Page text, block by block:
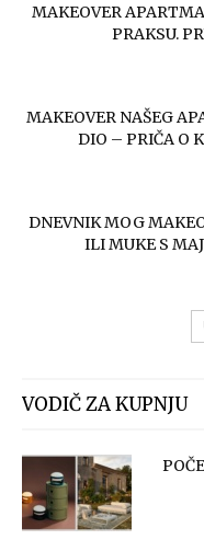
MAKEOVER
PRAKSU.
MAKEOVER NAŠEG
DIO – PRIČA O
DNEVNIK MOG
ILI MUKE S
VODIČ ZA KUPNJU